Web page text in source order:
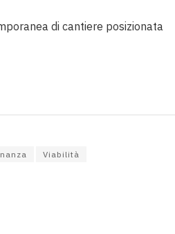
di cantiere posizionata
Viabilità